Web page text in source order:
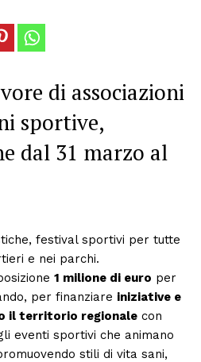
di associazioni
sportive,
dal 31 marzo al
festival sportivi per tutte
e nei parchi.
1 milione di euro per
per finanziare iniziative e
il territorio regionale con
eventi sportivi che animano
stili di vita sani,